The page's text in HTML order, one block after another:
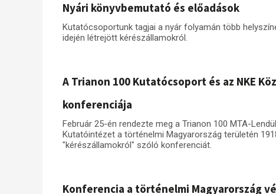
Nyári könyvbemutató és előadások
Kutatócsoportunk tagjai a nyár folyamán több
idején létrejött kérészállamokról.
A Trianon 100 Kutatócsoport és az NKE
konferenciája
Február 25-én rendezte meg a Trianon 100 MTA-
Kutatóintézet a történelmi Magyarország területén
"kérészállamokról" szóló konferenciát.
Konferencia a történelmi Magyarország